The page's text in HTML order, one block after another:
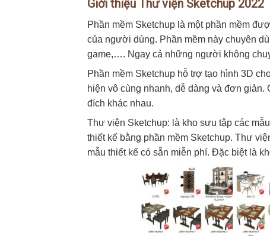
Giới thiệu Thư viện Sketchup 2022
Phần mềm Sketchup là một phần mềm
của người dùng. Phần mềm này chuyên
game,…. Ngay cả những người không
Phần mềm Sketchup hỗ trợ tạo hình 3D
hiện vô cùng nhanh, dễ dàng và đơn
đích khác nhau.
Thư viện Sketchup: là kho sưu tập các
thiết kế bằng phần mềm Sketchup. Thư
mẫu thiết kế có sẵn miễn phí. Đặc biệt là